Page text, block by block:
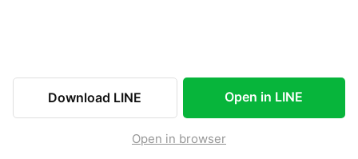
Download LINE Open in LINE
Open in browser